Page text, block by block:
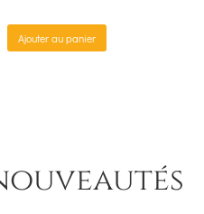
Ajouter au panier